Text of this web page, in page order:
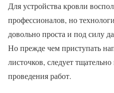
Для устройства кровли
профессионалов, но
довольно проста и под силу
Но прежде чем приступать
листочков, следует
проведения работ.